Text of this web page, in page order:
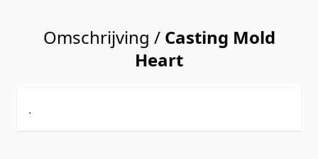
Omschrijving / Casting Mold
Heart
.